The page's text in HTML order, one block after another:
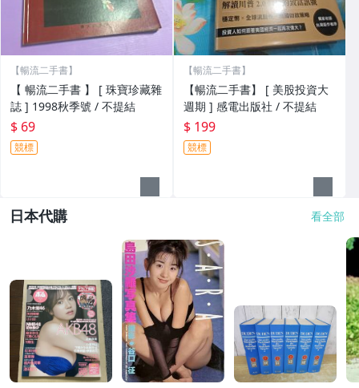
【暢流二手書】
【 暢流二手書 】 [ 珠寶珍藏雜
誌 ] 1998秋季號 / 不提結
$ 69
競標
【暢流二手書】
【暢流二手書】 [ 美股投資大
週期 ] 感電出版社 / 不提結
$ 199
競標
日本代購 看全部